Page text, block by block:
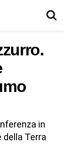
in
della Terra